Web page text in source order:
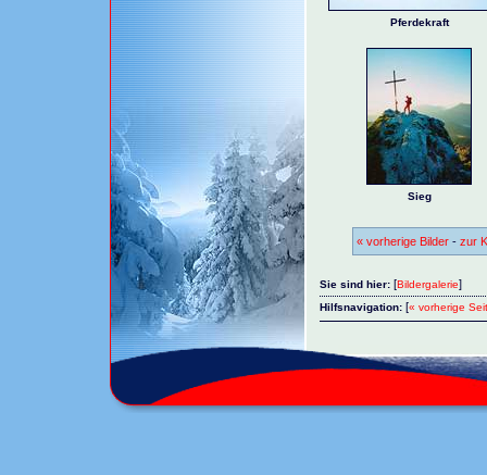
Pferdekraft
Sieg
« vorherige Bilder - zur
Sie sind hier: [Bildergalerie]
Hilfsnavigation: [« vorherige